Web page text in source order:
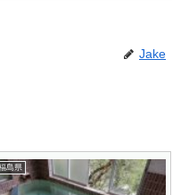
Jake
島県